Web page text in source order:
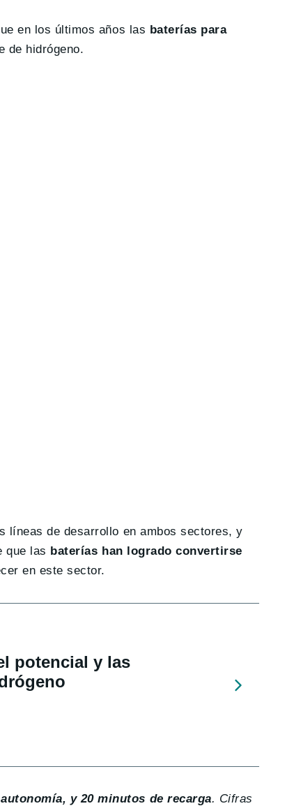
en los últimos años las baterías para
de hidrógeno.
líneas de desarrollo en ambos sectores, y
que las baterías han logrado convertirse
en este sector.
potencial y las
y 20 minutos de recarga. Cifras